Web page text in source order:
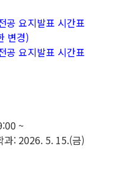
공 요지발표 시간표
변경)
공 요지발표 시간표
~
과: 2026. 5. 15.(금)